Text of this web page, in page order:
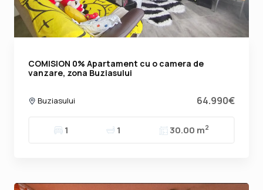
COMISION 0% Apartament cu o camera de
vanzare, zona Buziasului
Buziasului 64.990€
1 1 30.00 m2